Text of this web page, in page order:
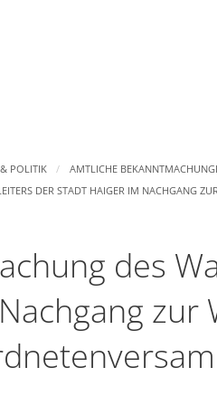
Haiger
Bürgermeister
Sozialamt
Standesamt
Stellenangebote
POLITIK AMTLICHE
DER STADT HAIGER IM NACHGANG
des
zur